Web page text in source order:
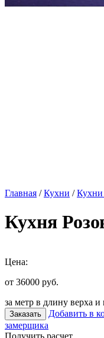
Главная /Кухни /
Кухня
Цена:
от 36000 руб.
за метр в длину верха и
Заказать Добавить в
замерщика
Получить расчет